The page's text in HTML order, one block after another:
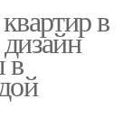
в
в